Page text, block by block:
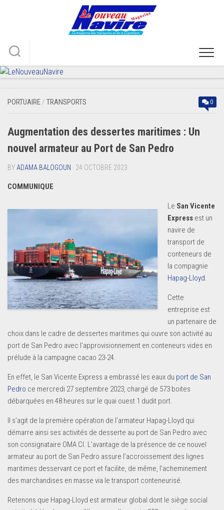
PORTUAIRE / TRANSPORTS 0
Augmentation des dessertes maritimes : Un
nouvel armateur au Port de San Pedro
BY ADAMA BALOGOUN · 24 OCTOBRE 2023
COMMUNIQUE
Le San Vicente
Express est un
navire de
transport de
conteneurs de
la compagnie
Hapag-Lloyd.
Cette
entreprise est
un partenaire de
choix dans le cadre de dessertes maritimes qui ouvre son activité au
port de San Pedro avec l’approvisionnement en conteneurs vides en
prélude à la campagne cacao 23-24.
En effet, le San Vicente Express a embrassé les eaux du port de San
Pedro ce mercredi 27 septembre 2023, chargé de 573 boites
débarquées en 48 heures sur le quai ouest 1 dudit port.
Il s’agit de la première opération de l’armateur Hapag-Lloyd qui
démarre ainsi ses activités de desserte au port de San Pedro avec
son consignataire OMA CI. L’avantage de la présence de ce nouvel
armateur au port de San Pedro assure l’accroissement des lignes
maritimes desservant ce port et facilite, de même, l’acheminement
des marchandises en masse via le transport conteneurisé.
Retenons que Hapag-Lloyd est armateur global dont le siège social